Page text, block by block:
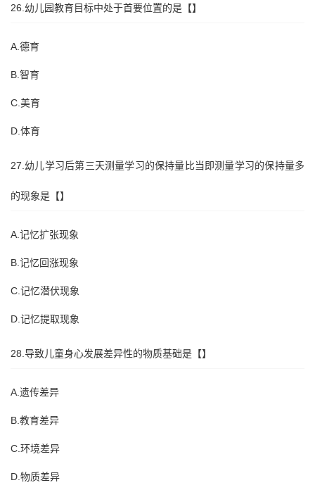
26.幼儿园教育目标中处于首要位置的是【】
A.德育
B.智育
C.美育
D.体育
27.幼儿学习后第三天测量学习的保持量比当即测量学习的保持量多
的现象是【】
A.记忆扩张现象
B.记忆回涨现象
C.记忆潜伏现象
D.记忆提取现象
28.导致儿童身心发展差异性的物质基础是【】
A.遗传差异
B.教育差异
C.环境差异
D.物质差异